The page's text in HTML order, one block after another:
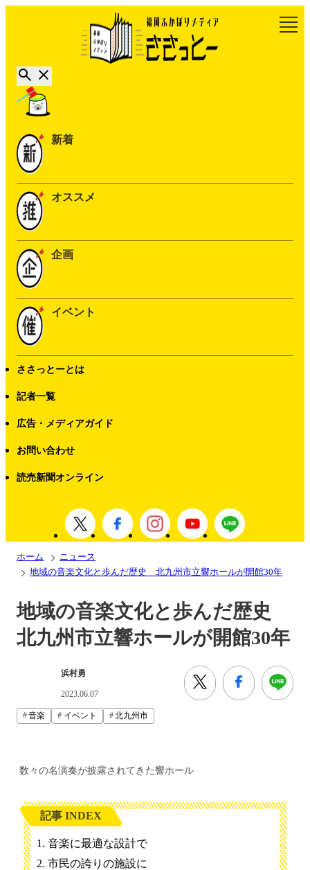
新着
オススメ
企画
イベント
ささっとーとは
記者一覧
広告・メディアガイド
お問い合わせ
読売新聞オンライン
ホーム
ニュース
地域の音楽文化と歩んだ歴史 北九州市立響ホールが開館30年
地域の音楽文化と歩んだ歴史
北九州市立響ホールが開館30年
浜村勇
2023.06.07
音楽 イベント 北九州市
数々の名演奏が披露されてきた響ホール
記事 INDEX
音楽に最適な設計で
市民の誇りの施設に